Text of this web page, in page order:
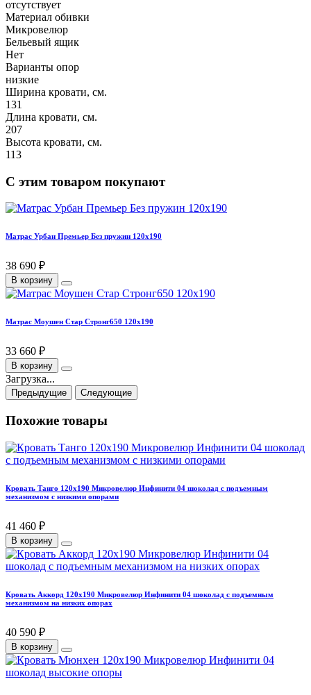
отсутствует
Материал обивки
Микровелюр
Бельевый ящик
Нет
Варианты опор
низкие
Ширина кровати, см.
131
Длина кровати, см.
207
Высота кровати, см.
113
С этим товаром покупают
Матрас Урбан Премьер Без пружин 120х190
38 690 ₽
В корзину
Матрас Моушен Стар Стронг650 120х190
33 660 ₽
В корзину
Загрузка...
Предыдущие Следующие
Похожие товары
Кровать Танго 120х190 Микровелюр Инфинити 04 шоколад с подъемным
механизмом с низкими опорами
41 460 ₽
В корзину
Кровать Аккорд 120х190 Микровелюр Инфинити 04 шоколад с подъемным
механизмом на низких опорах
40 590 ₽
В корзину